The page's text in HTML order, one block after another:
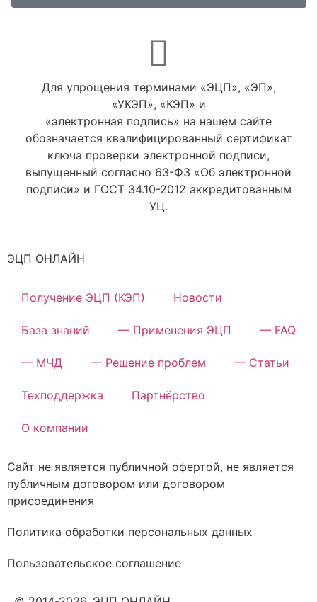
Для упрощения терминами «ЭЦП», «ЭП»,
«УКЭП», «КЭП» и
«электронная подпись» на нашем сайте
обозначается квалифицированный сертификат
ключа проверки электронной подписи,
выпущенный согласно 63-ФЗ «Об электронной
подписи» и ГОСТ 34.10-2012 аккредитованным
УЦ.
ЭЦП ОНЛАЙН
Получение ЭЦП (КЭП) Новости
База знаний — Применения ЭЦП — FAQ
— МЧД — Решение проблем — Статьи
Техподдержка Партнёрство
О компании
Сайт не является публичной офертой, не является
публичным договором или договором
присоединения
Политика обработки персональных данных
Пользовательское соглашение